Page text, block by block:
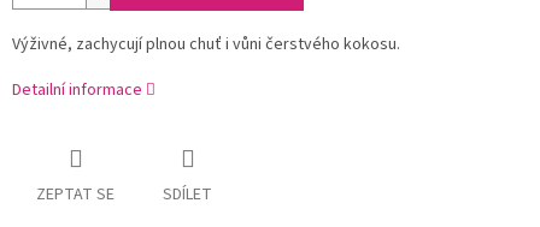
Výživné, zachycují plnou chuť i vůni čerstvého kokosu.
Detailní informace
ZEPTAT SE SDÍLET